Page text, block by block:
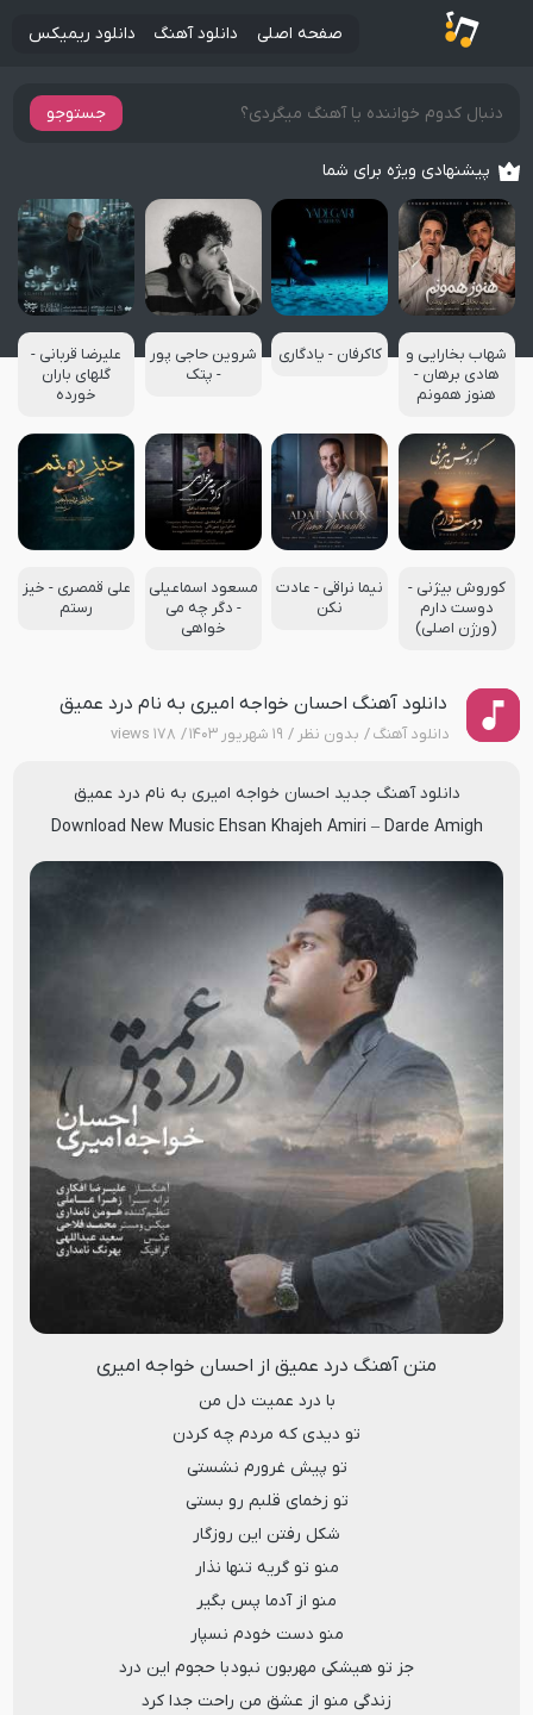
صفحه اصلی دانلود آهنگ دانلود ریمیکس
جستوجو
پیشنهادی ویژه برای شما
شهاب بخارایی و
هادی برهان -
هنوز همونم
کاکرفان - یادگاری
شروین حاجی پور
- پتک
علیرضا قربانی -
گلهای باران
خورده
کوروش بیژنی -
دوست دارم
(ورژن اصلی)
نیما نراقی - عادت
نکن
مسعود اسماعیلی
- دگر چه می
خواهی
علی قمصری - خیز
رستم
دانلود آهنگ احسان خواجه امیری به نام درد عمیق
دانلود آهنگ بدون نظر ۱۹ شهریور ۱۴۰۳ ۱۷۸ views
دانلود آهنگ جدید احسان خواجه امیری به نام درد عمیق
Download New Music Ehsan Khajeh Amiri – Darde Amigh
متن آهنگ درد عمیق از احسان خواجه امیری
با درد عمیت دل من
تو دیدی که مردم چه کردن
تو پیش غرورم نشستی
تو زخمای قلبم رو بستی
شکل رفتن این روزگار
منو تو گریه تنها نذار
منو از آدما پس بگیر
منو دست خودم نسپار
جز تو هیشکی مهربون نبود با حجوم این درد
زندگی منو از عشق من راحت جدا کرد